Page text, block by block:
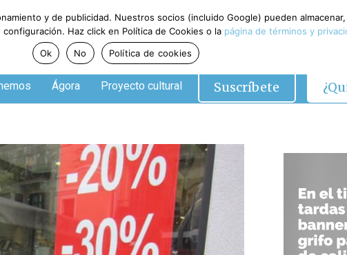
Ágora Proyecto cultural Suscríbete
y de publicidad. Nuestros socios (incluido Google) pueden
Haz click en Política de Cookies o la página de términos y
Ok
No Política de cookies